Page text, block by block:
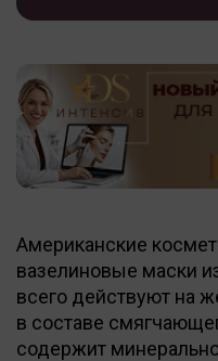
Американские
вазелиновые маски
всего действуют на
в составе
содержит